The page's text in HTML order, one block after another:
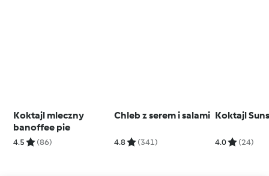
Koktajl mleczny
banoffee pie
4.5 (86)
Chleb z serem i salami
4.8 (341)
Koktajl
4.0 (24)